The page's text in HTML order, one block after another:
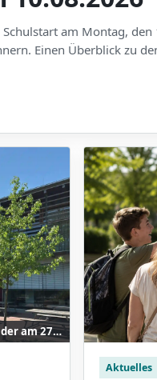
am Montag,
Einen Überblick zu
Elke Dürr und „ihr" Amberbaum, der am 27. Oktober 2017 zu Ehren ihrer zehnjährigen Schulleitung auf dem Schulhof gepflanzt wurde.
Aktuelles